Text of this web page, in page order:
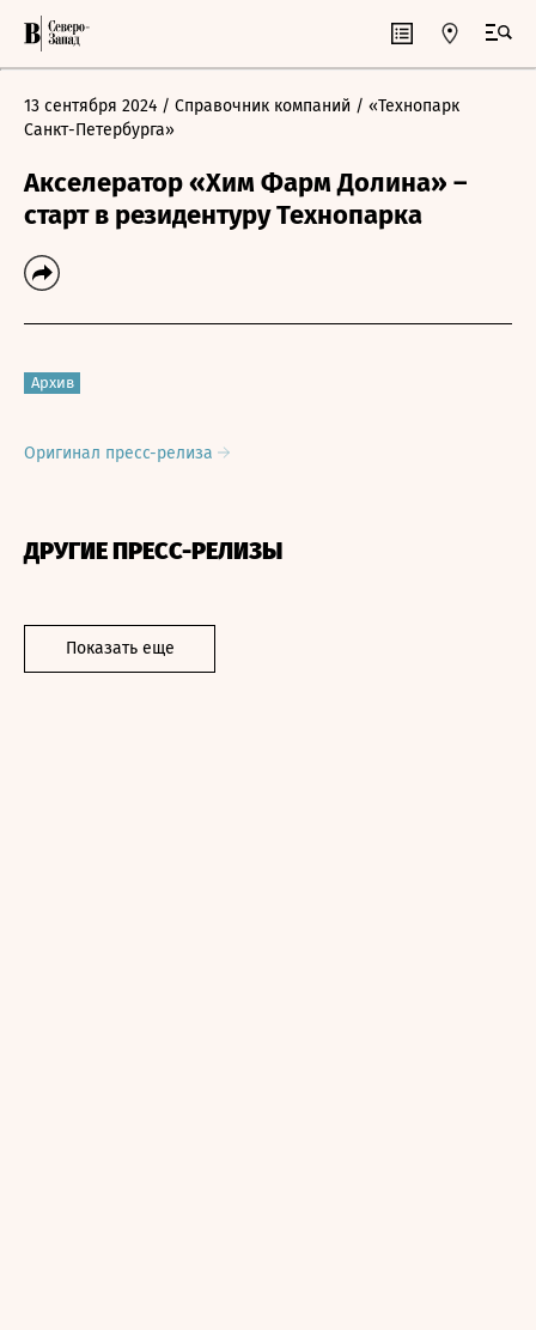
13 сентября 2024 / Справочник компаний / «Технопарк
Санкт-Петербурга»
Акселератор «Хим Фарм Долина» –
старт в резидентуру Технопарка
Архив
Оригинал пресс-релиза
ДРУГИЕ ПРЕСС-РЕЛИЗЫ
Показать еще